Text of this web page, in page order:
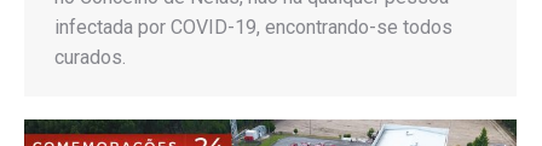
infectada por COVID-19, encontrando-se todos
curados.